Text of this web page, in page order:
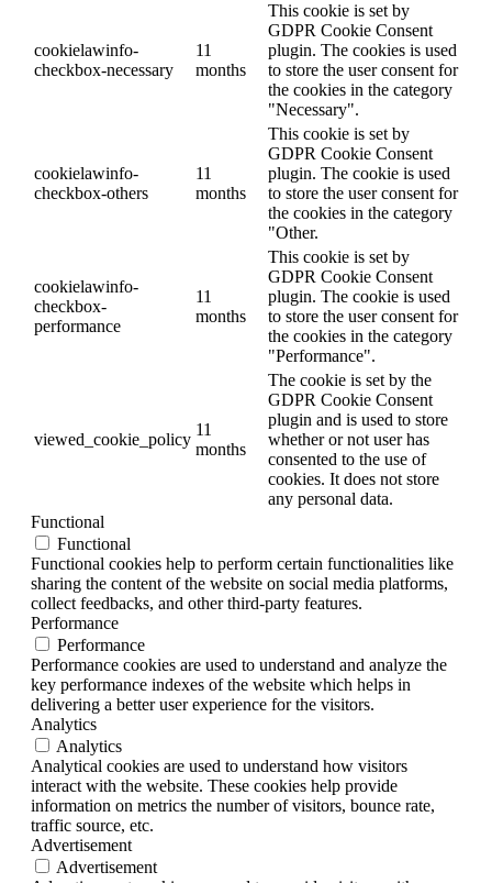
cookielawinfo-
checkbox-necessary
11
months
This cookie is set by
GDPR Cookie Consent
plugin. The cookies is used
to store the user consent for
the cookies in the category
"Necessary".
cookielawinfo-
checkbox-others
11
months
This cookie is set by
GDPR Cookie Consent
plugin. The cookie is used
to store the user consent for
the cookies in the category
"Other.
cookielawinfo-
checkbox-
performance
11
months
This cookie is set by
GDPR Cookie Consent
plugin. The cookie is used
to store the user consent for
the cookies in the category
"Performance".
viewed_cookie_policy
11
months
The cookie is set by the
GDPR Cookie Consent
plugin and is used to store
whether or not user has
consented to the use of
cookies. It does not store
any personal data.
Functional
Functional
Functional cookies help to perform certain functionalities like
sharing the content of the website on social media platforms,
collect feedbacks, and other third-party features.
Performance
Performance
Performance cookies are used to understand and analyze the
key performance indexes of the website which helps in
delivering a better user experience for the visitors.
Analytics
Analytics
Analytical cookies are used to understand how visitors
interact with the website. These cookies help provide
information on metrics the number of visitors, bounce rate,
traffic source, etc.
Advertisement
Advertisement